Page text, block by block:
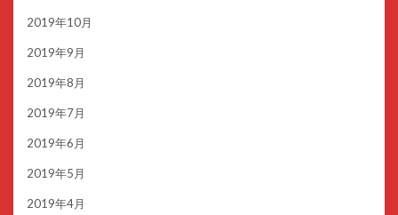
2019年10月
2019年9月
2019年8月
2019年7月
2019年6月
2019年5月
2019年4月